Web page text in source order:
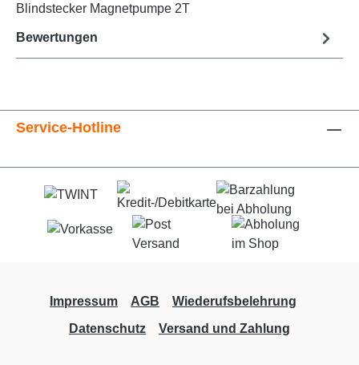
Blindstecker Magnetpumpe 2T
Bewertungen
Service-Hotline
Impressum AGB
Wiederufsbelehrung
Datenschutz
Versand und Zahlung